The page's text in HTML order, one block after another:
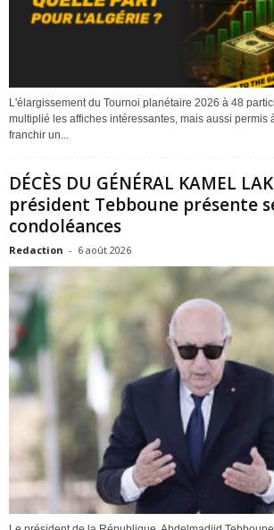
L'élargissement du Tournoi planétaire 2026 à 48
multiplié les affiches intéressantes, mais aussi permis
franchir un...
DÉCÈS DU GÉNÉRAL KAMEL
président Tebboune présente
condoléances
Redaction - 6 août 2026